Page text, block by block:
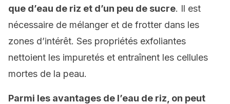
que d’eau de riz et d’un peu de sucre. Il est
nécessaire de mélanger et de frotter dans les
zones d’intérêt. Ses propriétés exfoliantes
nettoient les impuretés et entraînent les cellules
mortes de la peau.
Parmi les avantages de l’eau de riz, on peut